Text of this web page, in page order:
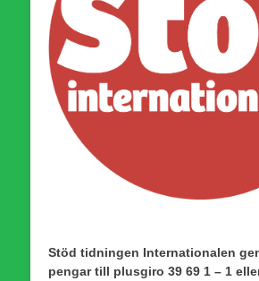
Stöd tidningen Internationalen
pengar till plusgiro 39 69 1 – 1